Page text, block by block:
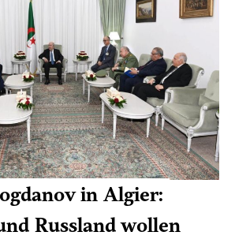
in Algier:
Russland wollen